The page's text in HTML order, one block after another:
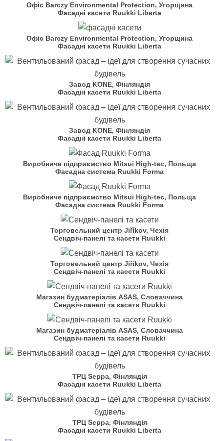
Офіс Barczy Environmental Protection, Угорщина
Фасадні касети Ruukki Liberta
Офіс Barczy Environmental Protection, Угорщина
Фасадні касети Ruukki Liberta
Завод KONE, Фінляндія
Фасадні касети Ruukki Liberta
Завод KONE, Фінляндія
Фасадні касети Ruukki Liberta
Виробниче підприємство Mitsui High-tec, Польща
Фасадна система Ruukki Forma
Виробниче підприємство Mitsui High-tec, Польща
Фасадна система Ruukki Forma
Торговельний центр Jiříkov, Чехія
Сендвіч-панелі та касети Ruukki
Торговельний центр Jiříkov, Чехія
Сендвіч-панелі та касети Ruukki
Магазин будматеріалів ASAS, Словаччина
Сендвіч-панелі та касети Ruukki
Магазин будматеріалів ASAS, Словаччина
Сендвіч-панелі та касети Ruukki
ТРЦ Seppa, Фінляндія
Фасадні касети Ruukki Liberta
ТРЦ Seppa, Фінляндія
Фасадні касети Ruukki Liberta